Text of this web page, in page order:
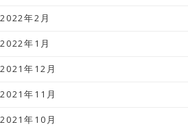
2022年2月
2022年1月
2021年12月
2021年11月
2021年10月